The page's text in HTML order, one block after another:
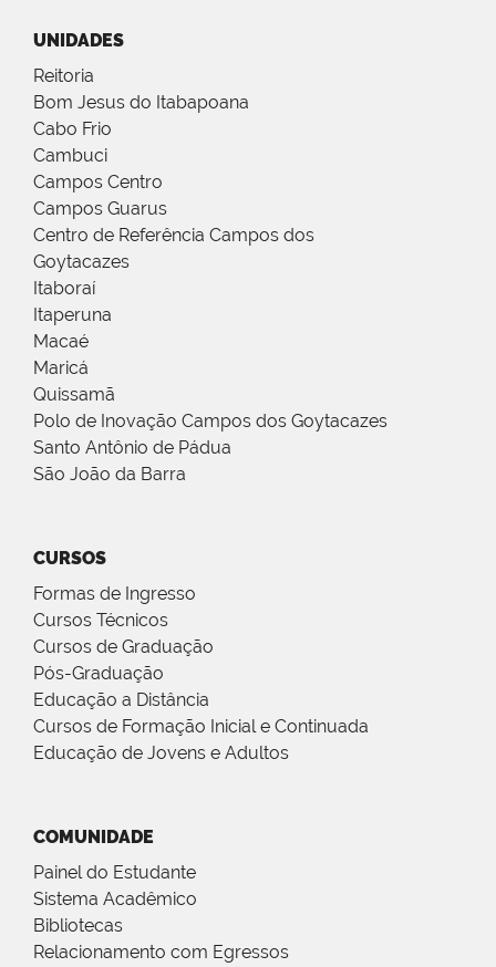
UNIDADES
Reitoria
Bom Jesus do Itabapoana
Cabo Frio
Cambuci
Campos Centro
Campos Guarus
Centro de Referência Campos dos
Goytacazes
Itaboraí
Itaperuna
Macaé
Maricá
Quissamã
Polo de Inovação Campos dos Goytacazes
Santo Antônio de Pádua
São João da Barra
CURSOS
Formas de Ingresso
Cursos Técnicos
Cursos de Graduação
Pós-Graduação
Educação a Distância
Cursos de Formação Inicial e Continuada
Educação de Jovens e Adultos
COMUNIDADE
Painel do Estudante
Sistema Acadêmico
Bibliotecas
Relacionamento com Egressos